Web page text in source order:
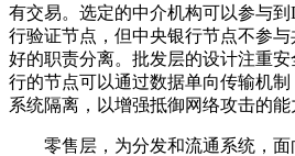
有交易。选定的中介机构可以参与
行验证节点，但中央银行节点不参
好的职责分离。批发层的设计注重
行的节点可以通过数据单向传输机制
系统隔离，以增强抵御网络攻击的能
零售层，为分发和流通系统，